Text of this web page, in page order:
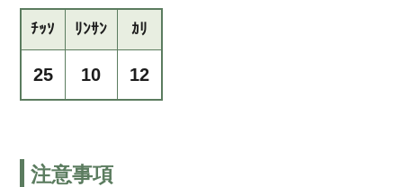
ﾁｯｿ ﾘﾝｻﾝ ｶﾘ
25 10 12
注意事項